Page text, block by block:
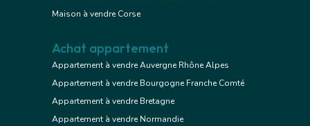
Maison à vendre Corse
Achat appartement
Appartement à vendre Auvergne Rhône Alpes
Appartement à vendre Bourgogne Franche Comté
Appartement à vendre Bretagne
Appartement à vendre Normandie